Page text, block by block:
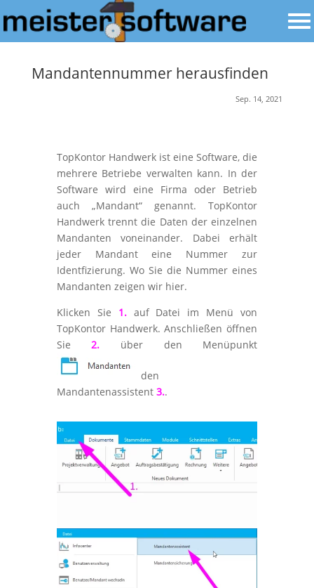
Mandantennummer herausfinden
Sep. 14, 2021
TopKontor Handwerk ist eine Software, die
mehrere Betriebe verwalten kann. In der
Software wird eine Firma oder Betrieb
auch „Mandant“ genannt. TopKontor
Handwerk trennt die Daten der einzelnen
Mandanten voneinander. Dabei erhält
jeder Mandant eine Nummer zur
Identfizierung. Wo Sie die Nummer eines
Mandanten zeigen wir hier.
Klicken Sie 1.auf Datei im Menü von
TopKontor Handwerk. Anschließen öffnen
Sie2. über den Menüpunkt
den
Mandantenassistent 3..